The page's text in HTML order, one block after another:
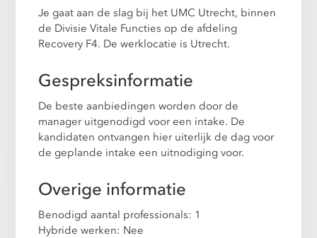
Je gaat aan de slag bij het UMC Utrecht, binnen
de Divisie Vitale Functies op de afdeling
Recovery F4. De werklocatie is Utrecht.
Gespreksinformatie
De beste aanbiedingen worden door de
manager uitgenodigd voor een intake. De
kandidaten ontvangen hier uiterlijk de dag voor
de geplande intake een uitnodiging voor.
Overige informatie
Benodigd aantal professionals: 1
Hybride werken: Nee